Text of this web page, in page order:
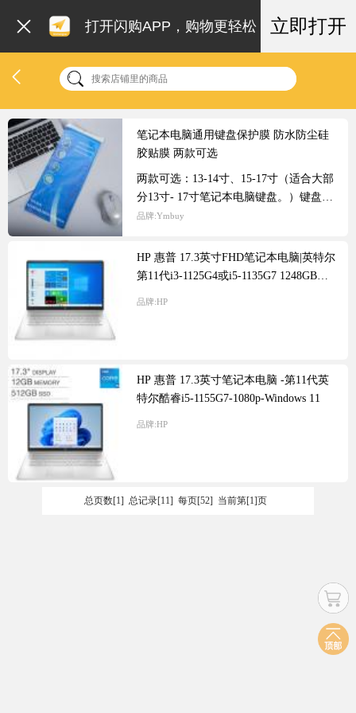
打开闪购APP，购物更轻松 立即打开
笔记本电脑通用键盘保护膜 防水防尘硅
胶贴膜 两款可选
两款可选：13-14寸、15-17寸（适合大部
分13寸- 17寸笔记本电脑键盘。）键盘保
护膜采用硅胶材质，质地柔软高弹性，超
抗菌、导热性好等特点，使用方便，紧密
贴合在键盘表面，不影响任何键盘操作；
洁如新。
品牌:Ymbuy
HP 惠普 17.3英寸FHD笔记本电脑|英特尔
第11代i3-1125G4或i5-1135G7 1248GB或
品牌:HP
HP 惠普 17.3英寸笔记本电脑 -第11代英
特尔酷睿i5-1155G7-1080p-Windows 11
品牌:HP
总页数[1] 总记录[11] 每页[52] 当前第[1]页